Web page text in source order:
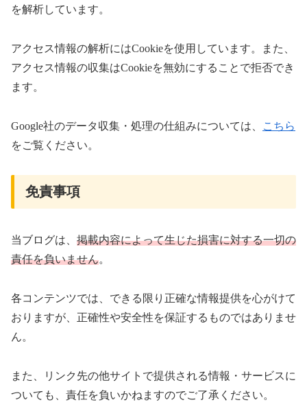
を解析しています。
アクセス情報の解析にはCookieを使用しています。また、
アクセス情報の収集はCookieを無効にすることで拒否でき
ます。
Google社のデータ収集・処理の仕組みについては、
こちら
をご覧ください。
免責事項
当ブログは、 掲載内容によって生じた損害に対する一切の
責任を負いません。
各コンテンツでは、できる限り正確な情報提供を心がけて
おりますが、正確性や安全性を保証するものではありませ
ん。
また、リンク先の他サイトで提供される情報・サービスに
ついても、責任を負いかねますのでご了承ください。